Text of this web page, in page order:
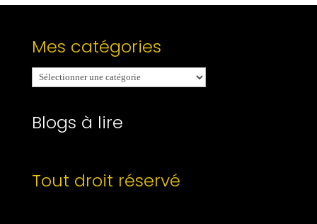
Mes catégories
Mes
catégories
Blogs à lire
Tout droit réservé